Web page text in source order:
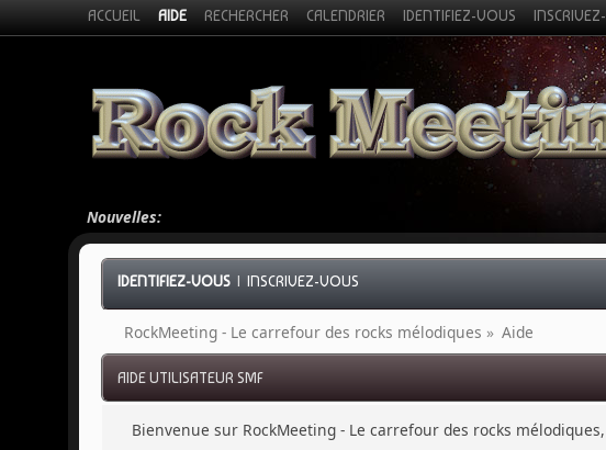
ACCUEIL AIDE RECHERCHER CALENDRIER IDENTIFIEZ-VOUS
Nouvelles:
IDENTIFIEZ-VOUS |INSCRIVEZ-VOUS
RockMeeting - Le carrefour des rocks mélodiques » Aide
AIDE UTILISATEUR SMF
Bienvenue sur RockMeeting - Le carrefour des rocks